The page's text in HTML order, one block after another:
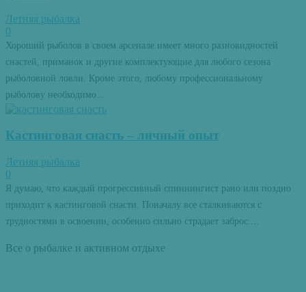
Летняя рыбалка
0
Хороший рыболов в своем арсенале имеет много разновидностей
снастей, приманок и другие комплектующие для любого сезона
рыболовной ловли. Кроме этого, любому профессиональному
рыболову необходимо...
Кастинговая снасть – личный опыт
Летняя рыбалка
0
Я думаю, что каждый прогрессивный спиннингист рано или поздно
приходит к кастинговой снасти. Поначалу все сталкиваются с
трудностями в освоении, особенно сильно страдает заброс....
Все о рыбалке и активном отдыхе